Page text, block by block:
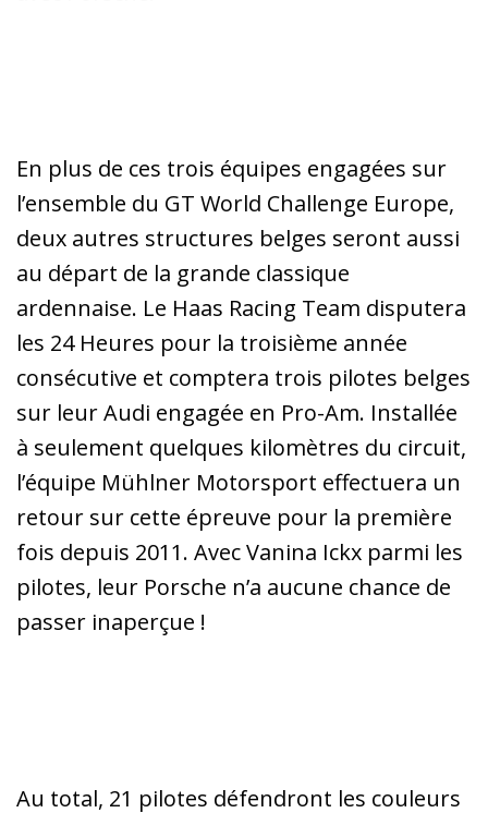
En plus de ces trois équipes engagées sur
l’ensemble du GT World Challenge Europe,
deux autres structures belges seront aussi
au départ de la grande classique
ardennaise. Le Haas Racing Team disputera
les 24 Heures pour la troisième année
consécutive et comptera trois pilotes belges
sur leur Audi engagée en Pro-Am. Installée
à seulement quelques kilomètres du circuit,
l’équipe Mühlner Motorsport effectuera un
retour sur cette épreuve pour la première
fois depuis 2011. Avec Vanina Ickx parmi les
pilotes, leur Porsche n’a aucune chance de
passer inaperçue !
Au total, 21 pilotes défendront les couleurs